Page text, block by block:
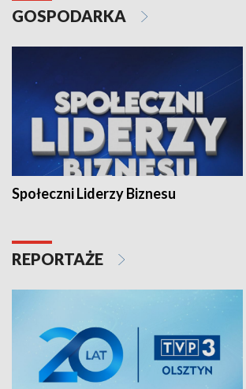
GOSPODARKA
Społeczni Liderzy Biznesu
REPORTAŻE